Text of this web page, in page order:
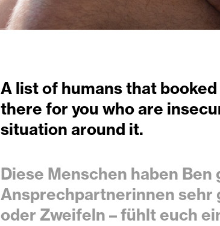
A list of humans that
there for you who are
situation around it.
Diese Menschen haben
Ansprechpartnerinnen sehr
oder Zweifeln – fühlt euch